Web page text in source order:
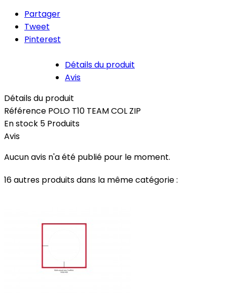
Partager
Tweet
Pinterest
Détails du produit
Avis
Détails du produit
Référence POLO T10 TEAM COL ZIP
En stock 5 Produits
Avis
Aucun avis n'a été publié pour le moment.
16 autres produits dans la même catégorie :